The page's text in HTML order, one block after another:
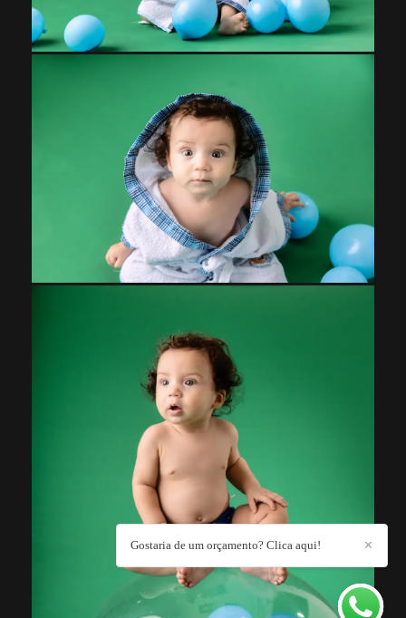
✕
Gostaria de um orçamento? Clica aqui!